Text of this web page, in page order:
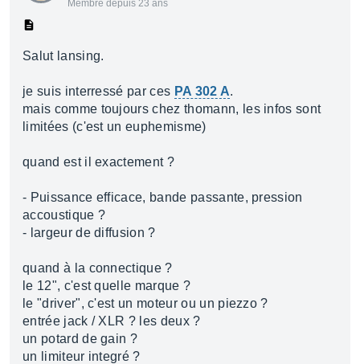
Membre depuis 23 ans
Salut lansing.
je suis interressé par ces PA 302 A.
mais comme toujours chez thomann, les infos sont
limitées (c'est un euphemisme)
quand est il exactement ?
- Puissance efficace, bande passante, pression
accoustique ?
- largeur de diffusion ?
quand à la connectique ?
le 12", c'est quelle marque ?
le "driver", c'est un moteur ou un piezzo ?
entrée jack / XLR ? les deux ?
un potard de gain ?
un limiteur integré ?